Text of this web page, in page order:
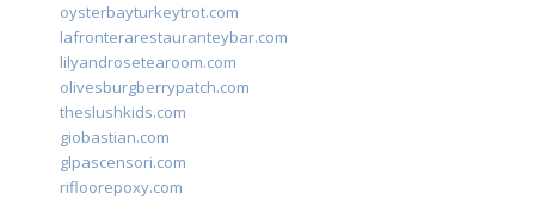
oysterbayturkeytrot.com
lafronterarestauranteybar.com
lilyandrosetearoom.com
olivesburgberrypatch.com
theslushkids.com
giobastian.com
glpascensori.com
rifloorepoxy.com